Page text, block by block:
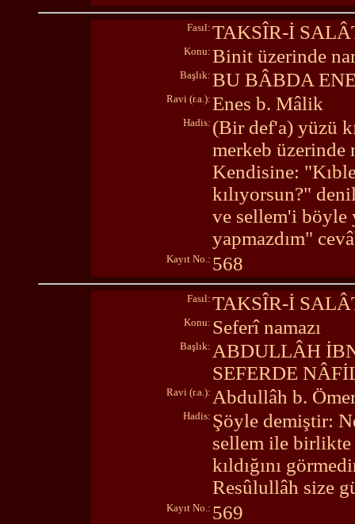
Fasıl: TAKSÎR-İ
Konu: Binit üzerinde
Başlık: BU BÂBDA
Ravi (r.a.): Enes b. Mâlik
Hadis: (Bir def'a) yüzü
merkeb üzerinde
Kendisine:
kılıyorsun?"
ve sellem'i böyle
yapmazdım"
Kayıt No.: 568
Fasıl: TAKSÎR-İ
Konu: Seferî namazı
Başlık: ABDULLÂH
SEFERDE
Ravi (r.a.): Abdullâh b.
Hadis: Şöyle demiştir:
sellem ile
kıldığını
Resûlullâh size
Kayıt No.: 569